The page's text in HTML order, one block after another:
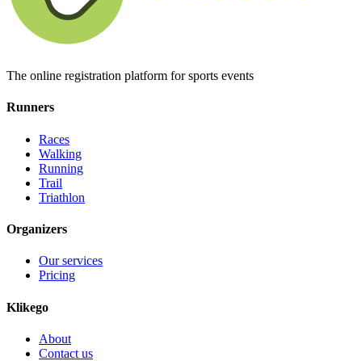
The online registration platform for sports events
Runners
Races
Walking
Running
Trail
Triathlon
Organizers
Our services
Pricing
Klikego
About
Contact us